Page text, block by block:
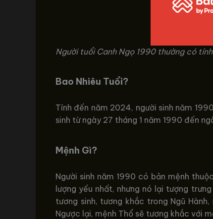
Người tuổi Canh Ngọ 1990 thường có
Bao Nhiêu Tuổi?
Tính đến năm 2024, người sinh năm
sinh từ ngày 27 tháng 1 năm 1990 đến
Mệnh Gì?
Người sinh năm 1990 có bản mệnh
lượng yếu nhất, nhưng nó lại tượng
tương sinh, tương khắc trong Ngũ
Ngược lại, mệnh Thổ sẽ tương khắc với